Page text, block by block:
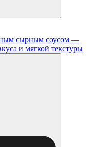
сырным соусом —
и мягкой текстуры